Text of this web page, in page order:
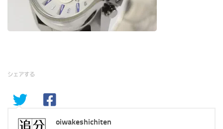
シェアする
oiwakeshichiten